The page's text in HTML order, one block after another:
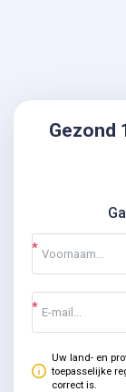
Gezond
Uw land- en
toepasselijke
correct is.